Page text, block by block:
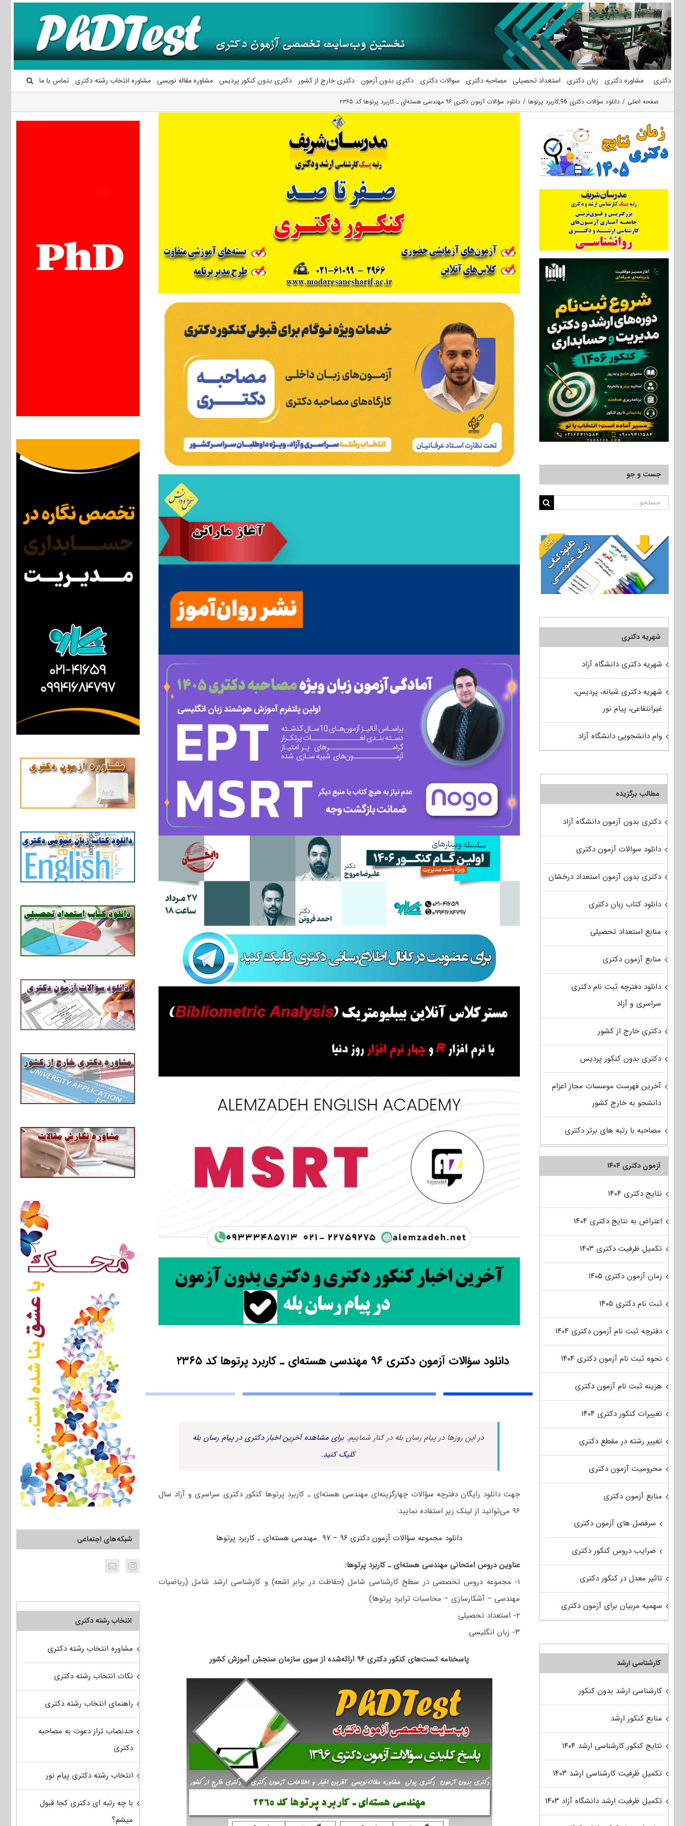
محتوا
دکتری مشاوره دکتری زبان دکتری استعداد تحصیلی مصاحبه دکتری سوالات دکتری دکتری بدون آزمون دکتری خارج از کشور دکتری بدون کنکور پردیس مشاوره مقاله نویسی مشاوره انتخاب رشته دکتری تماس با ما
صفحه اصلی دانلود سؤالات دکتری 96 ,کاربرد پرتوها دانلود سؤالات آزمون دکتری ۹۶ مهندسی هسته‌ای ـ کاربرد پرتوها کد ۲۳۶۵
دانلود سؤالات آزمون دکتری ۹۶ مهندسی هسته‌ای ـ کاربرد پرتوها کد ۲۳۶۵
در این روزها در پیام رسان بله در کنار شماییم. برای مشاهده آخرین اخبار دکتری در پیام رسان بله
کلیک کنید.
جهت دانلود رایگان دفترچه سؤالات چهارگزینه‌ای مهندسی هسته‌ای ـ کاربرد پرتوها کنکور دکتری سراسری و آزاد سال
۹۶ می‌توانید از لینک زیر استفاده نمایید:
دانلود مجموعه سؤالات آزمون دکتری ۹۶ – ۹۷ مهندسی هسته‌ای ـ کاربرد پرتوها
عناوین دروس امتحانی مهندسی هسته‌ای ـ کاربرد پرتوها:
۱- مجموعه دروس تخصصی در سطح کارشناسی شامل (حفاظت در برابر اشعه) و کارشناسی ارشد شامل (ریاضیات
مهندسی – آشکارسازی – محاسبات ترابرد پرتوها)
۲- استعداد تحصیلی
۳- زبان انگلیسی
پاسخنامه تست‌های کنکور دکتری ۹۶ ارائه‌شده از سوی سازمان سنجش آموزش کشور
شبکه‌های اجتماعی
انتخاب رشته دکتری
مشاوره انتخاب رشته دکتری
نکات انتخاب رشته دکتری
راهنمای انتخاب رشته دکتری
حدنصاب تراز دعوت به مصاحبه
دکتری
انتخاب رشته دکتری پیام نور
با چه رتبه ای دکتری کجا قبول
میشم؟
جست و جو
جستجو
شهریه دکتری
شهریه دکتری دانشگاه آزاد
شهریه دکتری شبانه، پردیس،
غیرانتفاعی، پیام نور
وام دانشجویی دانشگاه آزاد
مطالب برگزیده
دکتری بدون آزمون دانشگاه آزاد
دانلود سوالات آزمون دکتری
دکتری بدون آزمون استعداد درخشان
دانلود کتاب زبان دکتری
منابع استعداد تحصیلی
منابع آزمون دکتری
دانلود دفترچه ثبت نام دکتری
سراسری و آزاد
دکتری خارج از کشور
دکتری بدون کنکور پردیس
آخرین فهرست موسسات مجاز اعزام
دانشجو به خارج کشور
مصاحبه با رتبه های برتر دکتری
آزمون دکتری ۱۴۰۴
نتایج دکتری ۱۴۰۴
اعتراض به نتایج دکتری ۱۴۰۴
تکمیل ظرفیت دکتری ۱۴۰۳
زمان آزمون دکتری ۱۴۰۵
ثبت نام دکتری ۱۴۰۵
دفترچه ثبت نام آزمون دکتری ۱۴۰۴
نحوه ثبت نام آزمون دکتری ۱۴۰۴
هزینه ثبت نام آزمون دکتری
تغییرات کنکور دکتری ۱۴۰۴
تغییر رشته در مقطع دکتری
محرومیت آزمون دکتری
منابع آزمون دکتری
سرفصل های آزمون دکتری
ضرایب دروس کنکور دکتری
تاثیر معدل در کنکور دکتری
سهمیه مربیان برای آزمون دکتری
کارشناسی ارشد
کارشناسی ارشد بدون کنکور
منابع کنکور ارشد
نتایج کنکور کارشناسی ارشد ۱۴۰۴
تکمیل ظرفیت کارشناسی ارشد ۱۴۰۳
تکمیل ظرفیت ارشد دانشگاه آزاد ۱۴۰۳